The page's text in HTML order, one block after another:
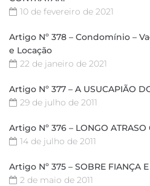
10 de fevereiro de 2021
Artigo Nº 378 – Condomínio –
e Locação
22 de janeiro de 2021
Artigo Nº 377 – A USUCAPIÃO
29 de julho de 2011
Artigo Nº 376 – LONGO ATRASO
14 de julho de 2011
Artigo Nº 375 – SOBRE FIANÇA E
2 de maio de 2011